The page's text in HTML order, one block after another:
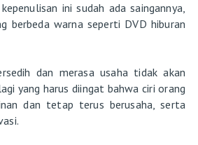
ini sudah ada saingannya,
berbeda warna seperti DVD hiburan
dan merasa usaha tidak akan
yang harus diingat bahwa ciri orang
dan tetap terus berusaha, serta